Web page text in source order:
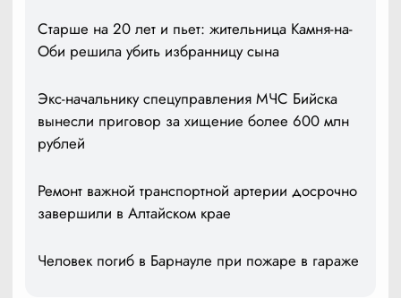
Старше на 20 лет и пьет: жительница Камня-на-
Оби решила убить избранницу сына
Экс-начальнику спецуправления МЧС Бийска
вынесли приговор за хищение более 600 млн
рублей
Ремонт важной транспортной артерии досрочно
завершили в Алтайском крае
Человек погиб в Барнауле при пожаре в гараже